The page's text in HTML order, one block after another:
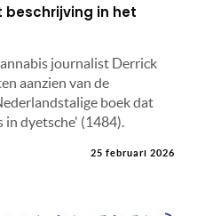
beschrijving in het
journalist Derrick
aanzien van de
boek dat
dyetsche' (1484).
25 februari 2026